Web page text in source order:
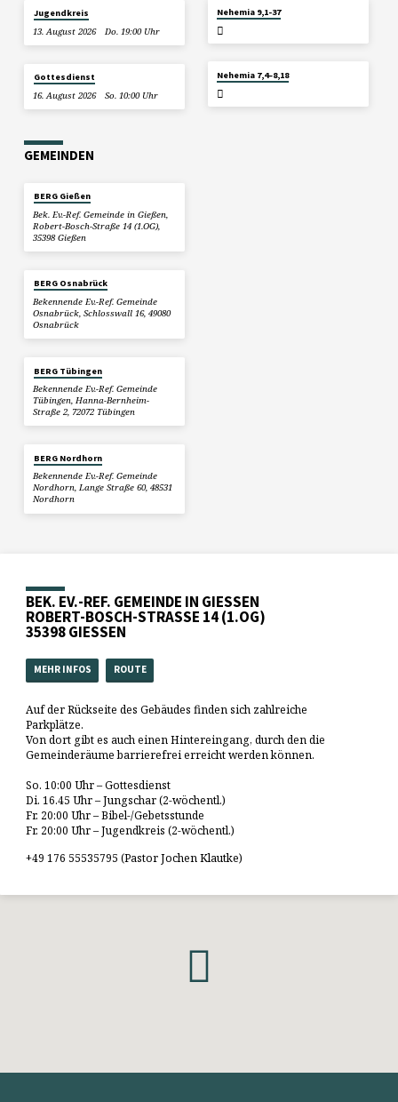
Jugendkreis
13. August 2026
Do. 19:00 Uhr
Gottesdienst
16. August 2026
So. 10:00 Uhr
Nehemia 9,1-37
Nehemia 7,4–8,18
GEMEINDEN
BERG Gießen
Bek. Ev.-Ref. Gemeinde in Gießen,
Robert-Bosch-Straße 14 (1.OG),
35398 Gießen
BERG Osnabrück
Bekennende Ev.-Ref. Gemeinde
Osnabrück, Schlosswall 16, 49080
Osnabrück
BERG Tübingen
Bekennende Ev.-Ref. Gemeinde
Tübingen, Hanna-Bernheim-
Straße 2, 72072 Tübingen
BERG Nordhorn
Bekennende Ev.-Ref. Gemeinde
Nordhorn, Lange Straße 60, 48531
Nordhorn
BEK. EV.-REF. GEMEINDE IN GIESSEN
ROBERT-BOSCH-STRASSE 14 (1.OG)
35398 GIESSEN
MEHR INFOS ROUTE
Auf der Rückseite des Gebäudes finden sich zahlreiche
Parkplätze.
Von dort gibt es auch einen Hintereingang, durch den die
Gemeinderäume barrierefrei erreicht werden können.
So. 10:00 Uhr – Gottesdienst
Di. 16.45 Uhr – Jungschar (2-wöchentl.)
Fr. 20:00 Uhr – Bibel-/Gebetsstunde
Fr. 20:00 Uhr – Jugendkreis (2-wöchentl.)
+49 176 55535795 (Pastor Jochen Klautke)